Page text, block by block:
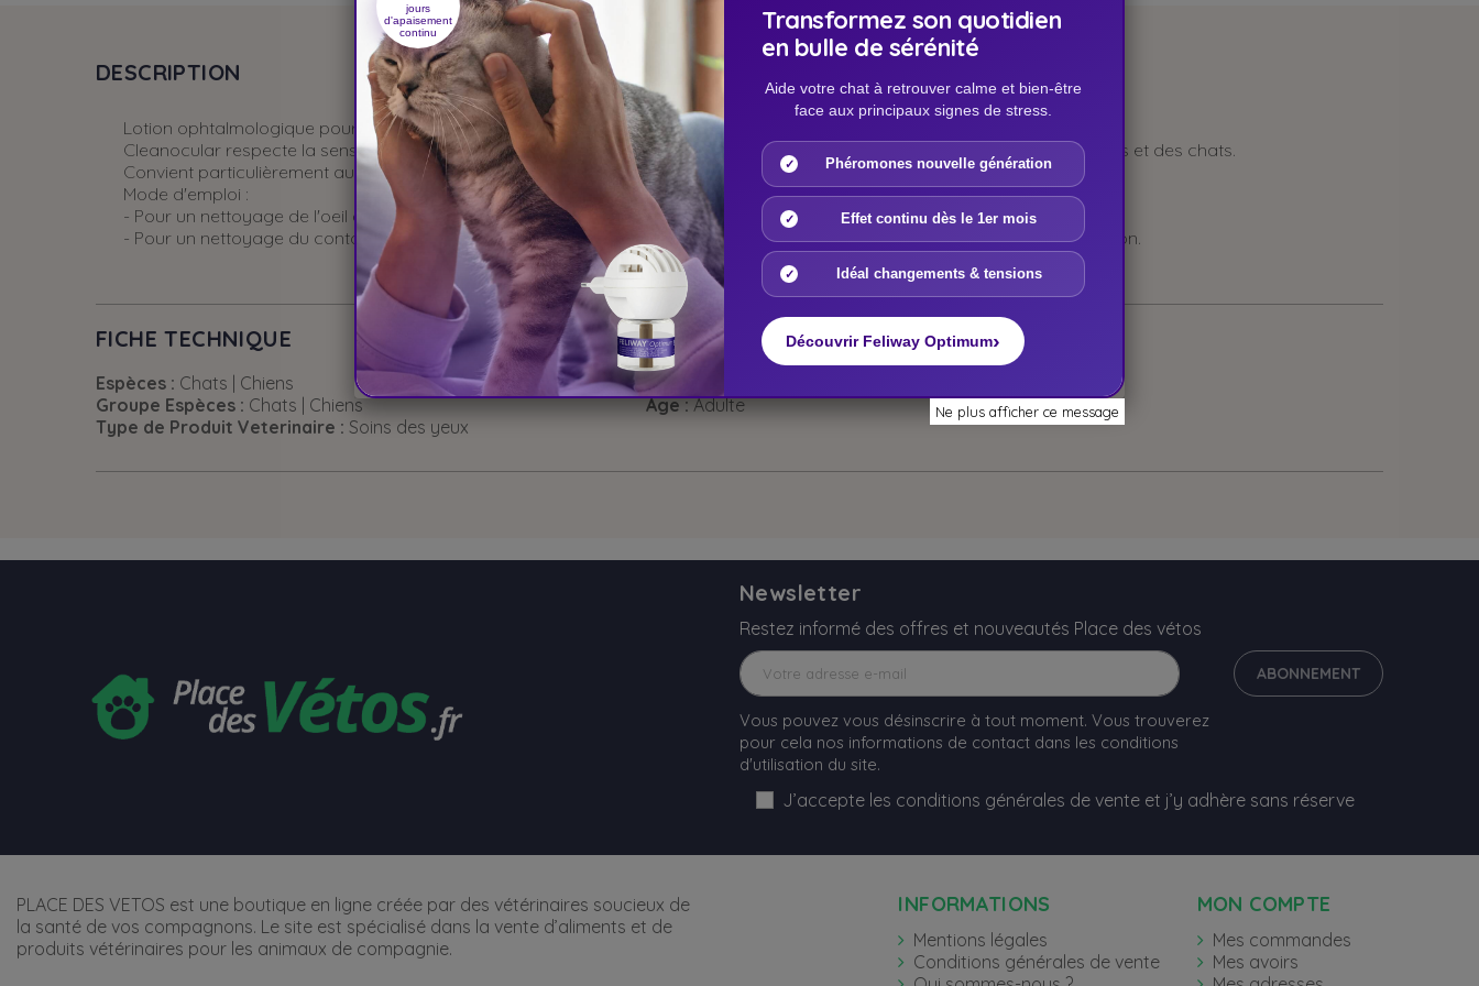
DESCRIPTION
Lotion ophtalmologique pour l'hygiène et le rinçage de l'oeil.
Cleanocular respecte la sensibilité des yeux fragiles. Il permet de combattre la sécheresse oculaire des yeux âgés des chiens et des chats.
Convient particulièrement aux chiens ayant des yeux fragiles.
Mode d'emploi :
- Pour un nettoyage de l'oeil du chien ou du chat : quelques gouttes dans l'oeil puis masser doucement les paupières.
- Pour un nettoyage du contour de l'oeil : essuyer avec précaution l'oeil de l'animal, à l'aide d'un tampon ouaté imbibé de lotion.
FICHE TECHNIQUE
Espèces : Chats | Chiens Type de produits :
Groupe Espèces : Chats | Chiens Age :Adulte
Type de Produit Veterinaire : Soins des yeux
Newsletter
Restez informé des offres et nouveautés Place des vétos
ABONNEMENT
Vous pouvez vous désinscrire à tout moment. Vous trouverez
pour cela nos informations de contact dans les conditions
d'utilisation du site.
J’accepte les conditions générales de vente et j’y adhère sans réserve
PLACE DES VETOS est une boutique en ligne créée par des vétérinaires soucieux de
la santé de vos compagnons. Le site est spécialisé dans la vente d’aliments et de
produits vétérinaires pour les animaux de compagnie.
INFORMATIONS
Mentions légales
Conditions générales de vente
MON COMPTE
Mes commandes
Mes avoirs
jours
d'apaisement
continu
Transformez son quotidien
en bulle de sérénité
Aide votre chat à retrouver calme et bien-être
face aux principaux signes de stress.
Phéromones nouvelle génération
Effet continu dès le 1er mois
Idéal changements & tensions
Découvrir Feliway Optimum›
Ne plus afficher ce message